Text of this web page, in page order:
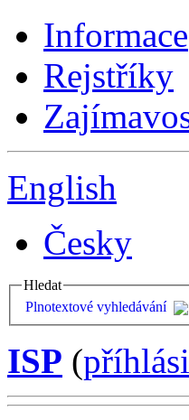
Informace
Rejstříky
English
Česky
Hledat
Plnotextové vyhledávání
ISP (